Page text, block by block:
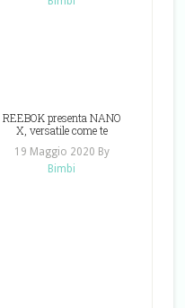
REEBOK presenta NANO
X, versatile come te
19 Maggio 2020 By
Bimbi